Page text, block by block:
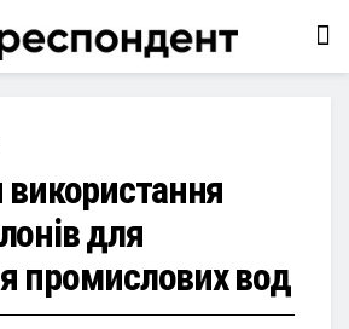
використання
для
промислових вод